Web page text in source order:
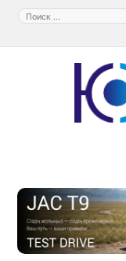
Перейти
содержимому
Поиск: